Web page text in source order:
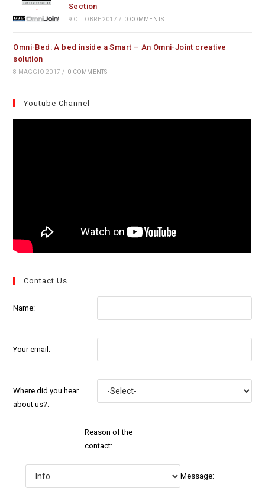
Section
9 OTTOBRE 2017 / 0 COMMENTS
Omni-Bed: A bed inside a Smart – An Omni-Joint creative
solution
8 MAGGIO 2017 / 0 COMMENTS
Youtube Channel
Contact Us
Name:
Your email:
Where did you hear
about us?:
Reason of the
contact:
Message: